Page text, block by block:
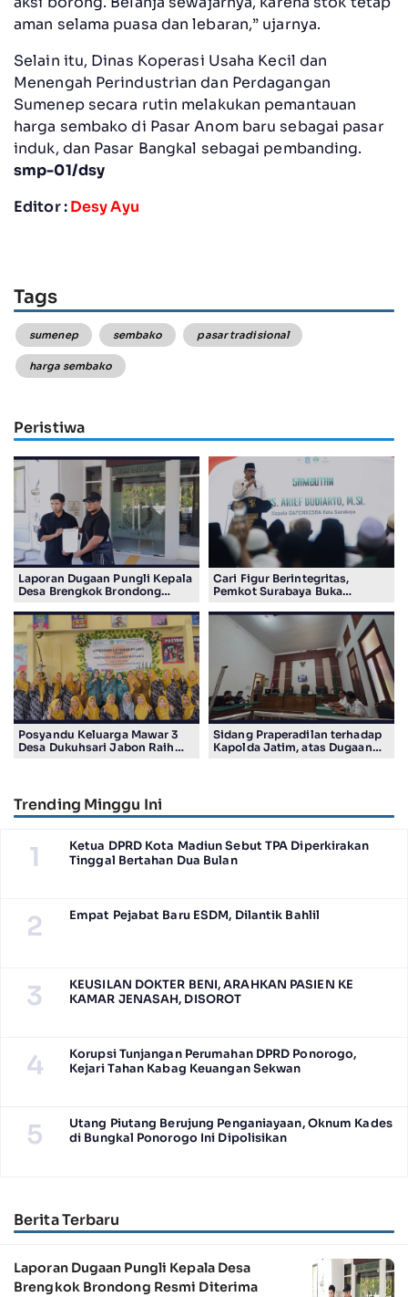
aman selama puasa dan lebaran,” ujarnya.
Selain itu, Dinas Koperasi Usaha Kecil dan
Menengah Perindustrian dan Perdagangan
Sumenep secara rutin melakukan pemantauan
harga sembako di Pasar Anom baru sebagai pasar
induk, dan Pasar Bangkal sebagai pembanding.
smp-01/dsy
Editor :Desy Ayu
Tags
sumenep sembako pasar tradisional
harga sembako
Peristiwa
Laporan Dugaan Pungli Kepala
Desa Brengkok Brondong
Lamongan
Cari Figur Berintegritas,
Pemkot Surabaya Buka
BAZNAS Periode 2026–2031
Posyandu Keluarga Mawar 3
Desa Dukuhsari Jabon Raih
Sidang Praperadilan terhadap
Kapolda Jatim, atas Dugaan
Trending Minggu Ini
1
Ketua DPRD Kota Madiun Sebut TPA Diperkirakan
Tinggal Bertahan Dua Bulan
2 Empat Pejabat Baru ESDM, Dilantik Bahlil
3
KEUSILAN DOKTER BENI, ARAHKAN PASIEN KE
KAMAR JENASAH, DISOROT
4
Korupsi Tunjangan Perumahan DPRD Ponorogo,
Kejari Tahan Kabag Keuangan Sekwan
5
Utang Piutang Berujung Penganiayaan, Oknum Kades
di Bungkal Ponorogo Ini Dipolisikan
Berita Terbaru
Laporan Dugaan Pungli Kepala Desa
Brengkok Brondong Resmi Diterima